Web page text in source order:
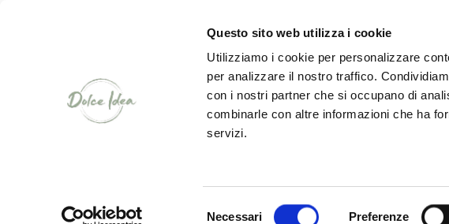
Questo sito web utilizza i cookie
Utilizziamo i cookie per personalizzare
per analizzare il nostro traffico.
con i nostri partner che si occupano di
combinarle con altre informazioni che ha
servizi.
Necessari Preferenze
CHI SIAMO PRODOTTI
FARINA